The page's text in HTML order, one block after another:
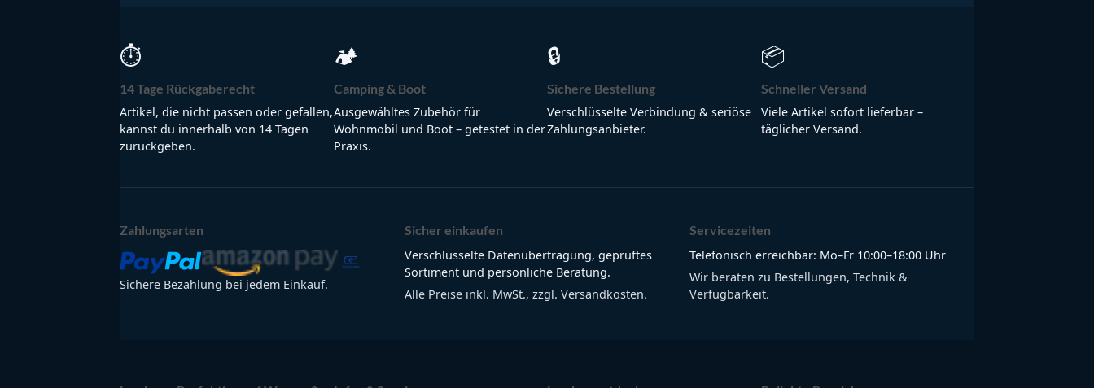
⏱
14 Tage Rückgaberecht
Artikel, die nicht passen oder gefallen,
kannst du innerhalb von 14 Tagen
zurückgeben.
🏕
Camping & Boot
Ausgewähltes Zubehör für
Wohnmobil und Boot – getestet in der
Praxis.
🔒
Sichere Bestellung
Verschlüsselte Verbindung & seriöse
Zahlungsanbieter.
📦
Schneller Versand
Viele Artikel sofort lieferbar –
täglicher Versand.
Zahlungsarten
Sichere Bezahlung bei jedem Einkauf.
Sicher einkaufen
Verschlüsselte Datenübertragung, geprüftes
Sortiment und persönliche Beratung.
Alle Preise inkl. MwSt., zzgl. Versandkosten.
Servicezeiten
Telefonisch erreichbar: Mo–Fr 10:00–18:00 Uhr
Wir beraten zu Bestellungen, Technik &
Verfügbarkeit.